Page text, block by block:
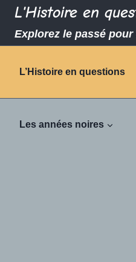
L'Histoire en
Explorez le passé
L’Histoire en questions
Les années noires